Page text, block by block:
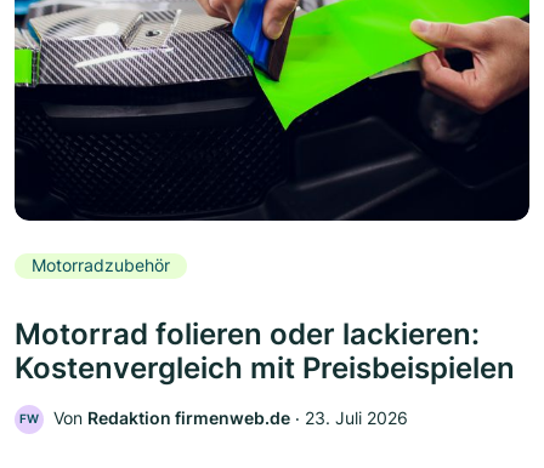
Motorradzubehör
Motorrad folieren oder lackieren:
Kostenvergleich mit Preisbeispielen
FW Von Redaktion firmenweb.de ‧ 23. Juli 2026